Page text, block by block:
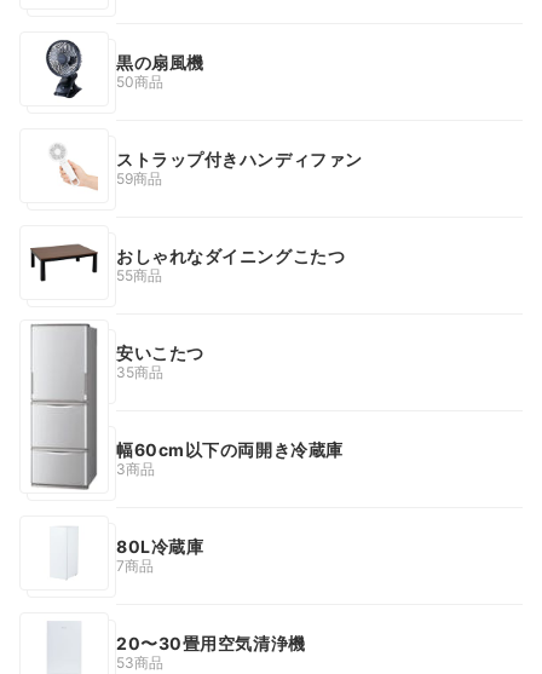
黒の扇風機
50商品
ストラップ付きハンディファン
59商品
おしゃれなダイニングこたつ
55商品
安いこたつ
35商品
幅60cm以下の両開き冷蔵庫
3商品
80L冷蔵庫
7商品
20〜30畳用空気清浄機
53商品